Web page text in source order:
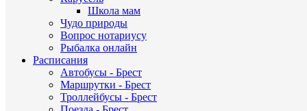
Школа мам
Чудо природы
Вопрос нотариусу
Рыбалка онлайн
Расписания
Автобусы - Брест
Маршрутки - Брест
Троллейбусы - Брест